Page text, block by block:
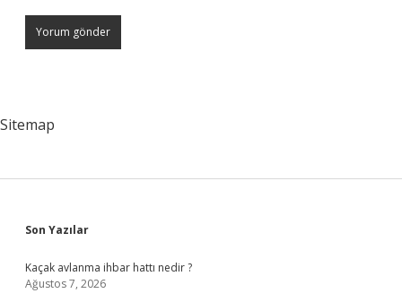
Sitemap
Sidebar
Son Yazılar
Kaçak avlanma ihbar hattı nedir ?
Ağustos 7, 2026